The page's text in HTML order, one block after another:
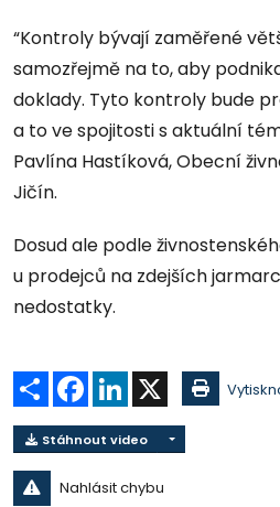
“Kontroly bývají zaměřené
samozřejmě na to, aby
doklady. Tyto kontroly bude
a to ve spojitosti s aktuální
Pavlína Hastíková, Obecní
Jičín.
Dosud ale podle
u prodejců na zdejších
nedostatky.
Sdílet Facebook
LinkedIn
Stáhnout video
Nahlásit chybu